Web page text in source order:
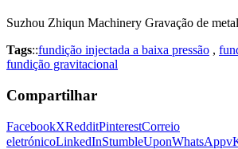
Suzhou Zhiqun Machinery Gravação de
Tags::fundição injectada a baixa pressão ,
fundição gravitacional
Compartilhar
FacebookXRedditPinterestCorreio
eletrónicoLinkedInStumbleUponWhatsApp